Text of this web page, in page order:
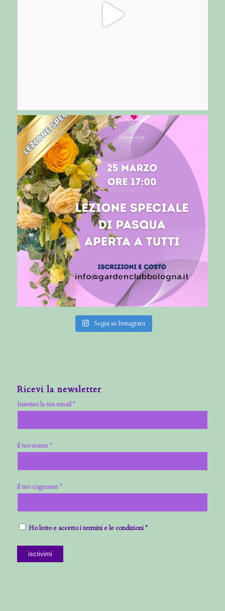
Segui su Instagram
Ricevi la newsletter
Inserisci la tua email *
il tuo nome *
il tuo cognome *
Ho letto e accetto i termini e le condizioni *